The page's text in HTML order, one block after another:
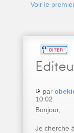
Voir le
par
10:02
Bonjour,
Je cherche